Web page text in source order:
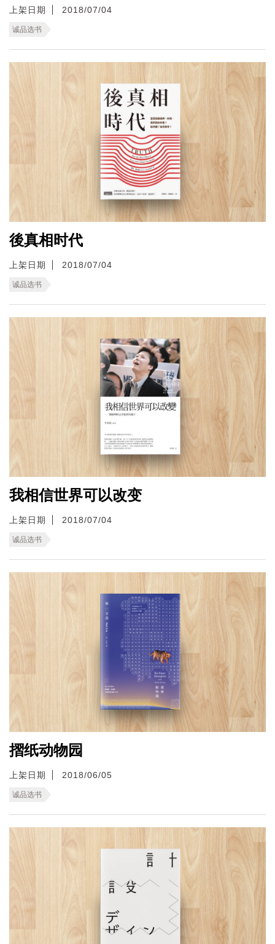
上架日期 2018/07/04
诚品选书
後真相时代
上架日期 2018/07/04
诚品选书
我相信世界可以改变
上架日期 2018/07/04
诚品选书
摺纸动物园
上架日期 2018/06/05
诚品选书